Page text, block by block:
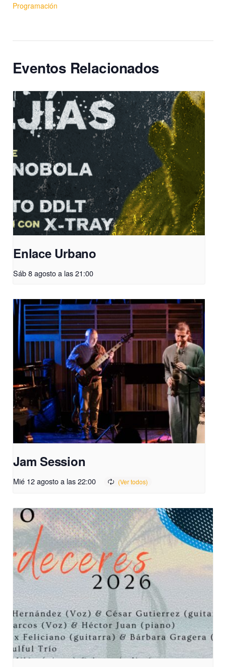
Programación
Eventos Relacionados
Enlace Urbano
Sáb 8 agosto a las 21:00
Jam Session
Mié 12 agosto a las 22:00